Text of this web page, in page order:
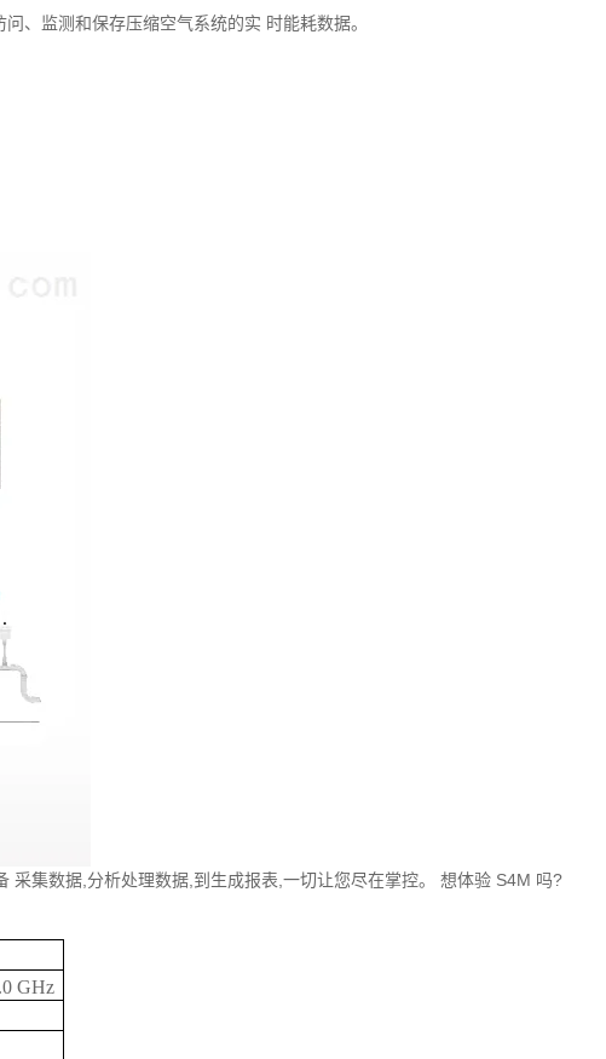
、监测和保存压缩空气系统的实 时能耗数据。
集数据,分析处理数据,到生成报表,一切让您尽在掌控。 想体验 S4M 吗?
GHz